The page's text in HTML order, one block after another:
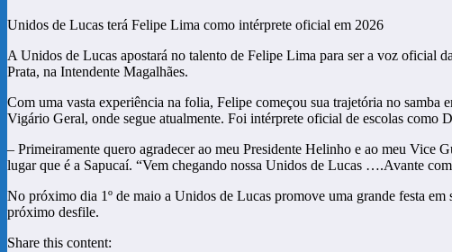
Unidos de Lucas terá Felipe Lima como intérprete oficial em 2026
A Unidos de Lucas apostará no talento de Felipe Lima para ser a voz oficial
Prata, na Intendente Magalhães.
Com uma vasta experiência na folia, Felipe começou sua trajetória no
Vigário Geral, onde segue atualmente. Foi intérprete oficial de escolas
– Primeiramente quero agradecer ao meu Presidente Helinho e ao meu Vice
lugar que é a Sapucaí. “Vem chegando nossa Unidos de Lucas ….Avante
No próximo dia 1º de maio a Unidos de Lucas promove uma grande festa
próximo desfile.
Share this content: